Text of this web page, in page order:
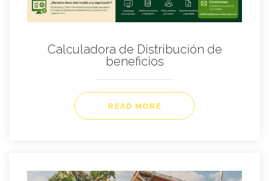
Calculadora de Distribución de
beneficios
READ MORE